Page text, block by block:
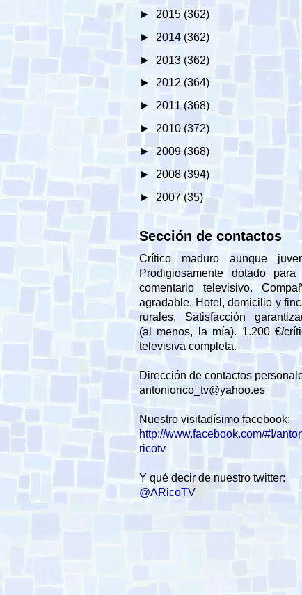
► 2015 (362)
► 2014 (362)
► 2013 (362)
► 2012 (364)
► 2011 (368)
► 2010 (372)
► 2009 (368)
► 2008 (394)
► 2007 (35)
Sección de contactos
Crítico maduro aunque
Prodigiosamente dotado
comentario televisivo.
agradable. Hotel, domicilio y
rurales. Satisfacción
(al menos, la mía). 1.200 €/
televisiva completa.
Dirección de contactos
antoniorico_tv@yahoo.es
Nuestro visitadísimo facebook:
http://www.facebook.com/#!/
ricotv
Y qué decir de nuestro twitter:
@ARicoTV